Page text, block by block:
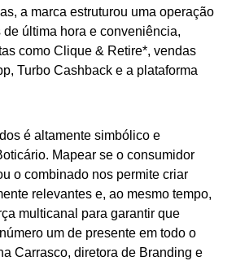
a marca estruturou uma operação
última hora e conveniência,
como Clique & Retire*, vendas
Turbo Cashback e a plataforma
é altamente simbólico e
Mapear se o consumidor
o combinado nos permite criar
relevantes e, ao mesmo tempo,
multicanal para garantir que
um de presente em todo o
Carrasco, diretora de Branding e